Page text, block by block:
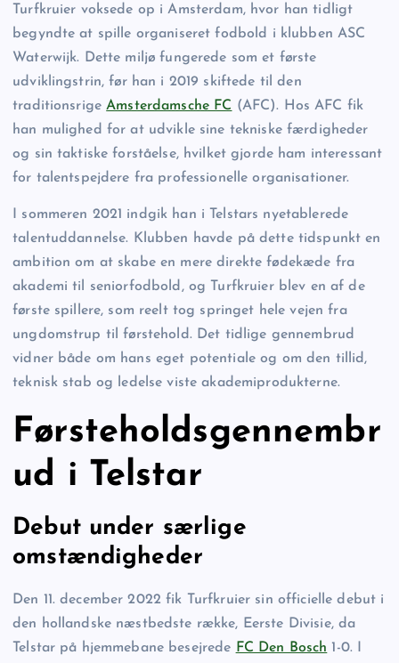
Turfkruier voksede op i Amsterdam, hvor han tidligt
begyndte at spille organiseret fodbold i klubben ASC
Waterwijk. Dette miljø fungerede som et første
udviklingstrin, før han i 2019 skiftede til den
traditionsrigeAmsterdamsche FC (AFC). Hos AFC fik
han mulighed for at udvikle sine tekniske færdigheder
og sin taktiske forståelse, hvilket gjorde ham interessant
for talentspejdere fra professionelle organisationer.
I sommeren 2021 indgik han i Telstars nyetablerede
talentuddannelse. Klubben havde på dette tidspunkt en
ambition om at skabe en mere direkte fødekæde fra
akademi til seniorfodbold, og Turfkruier blev en af de
første spillere, som reelt tog springet hele vejen fra
ungdomstrup til førstehold. Det tidlige gennembrud
vidner både om hans eget potentiale og om den tillid,
teknisk stab og ledelse viste akademiprodukterne.
Førsteholdsgennembr
ud i Telstar
Debut under særlige
omstændigheder
Den 11. december 2022 fik Turfkruier sin officielle debut i
den hollandske næstbedste række, Eerste Divisie, da
Telstar på hjemmebane besejrede FC Den Bosch 1-0. I